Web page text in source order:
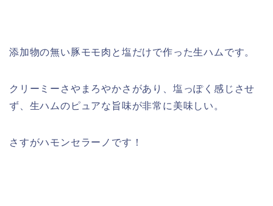
添加物の無い豚モモ肉と塩だけで作った生ハムです。
クリーミーさやまろやかさがあり、塩っぽく感じさせ
ず、生ハムのピュアな旨味が非常に美味しい。
さすがハモンセラーノです！